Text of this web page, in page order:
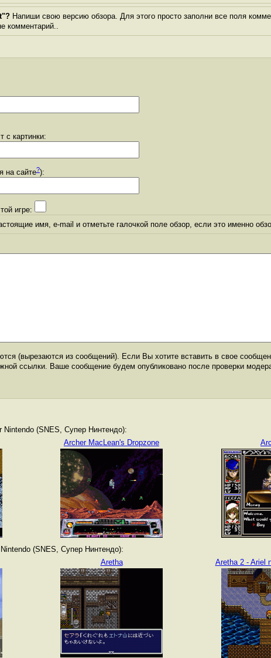
Напиши свою версию обзора. Для этого просто заполни все поля
комментарий..
с картинки:
на сайте?):
игре:
имя, e-mail и отметьте галочкой поле обзор, если это именно
(вырезаются из сообщений). Если Вы хотите вставить в свое
ссылки. Ваше сообщение будем опубликовано после проверки
(SNES, Супер Нинтендо):
Archer MacLean's Dropzone
(SNES, Супер Нинтендо):
Aretha Aretha 2 - Ariel